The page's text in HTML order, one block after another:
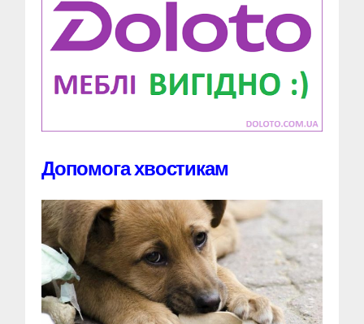
Допомога хвостикам